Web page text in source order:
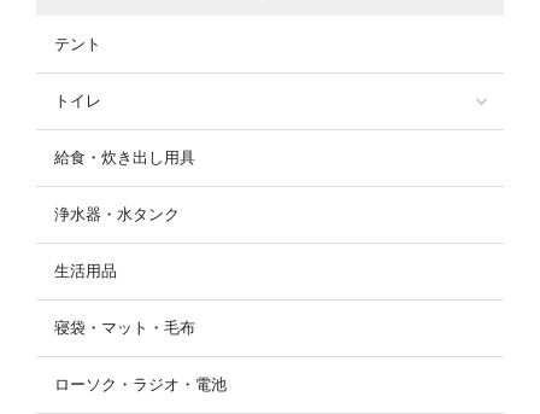
テント
トイレ
給食・炊き出し用具
浄水器・水タンク
生活用品
寝袋・マット・毛布
ローソク・ラジオ・電池